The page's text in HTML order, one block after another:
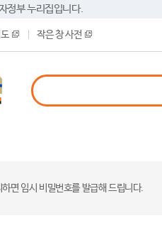
정부 누리집입니다.
작은 창 사전
면 임시 비밀번호를 발급해 드립니다.